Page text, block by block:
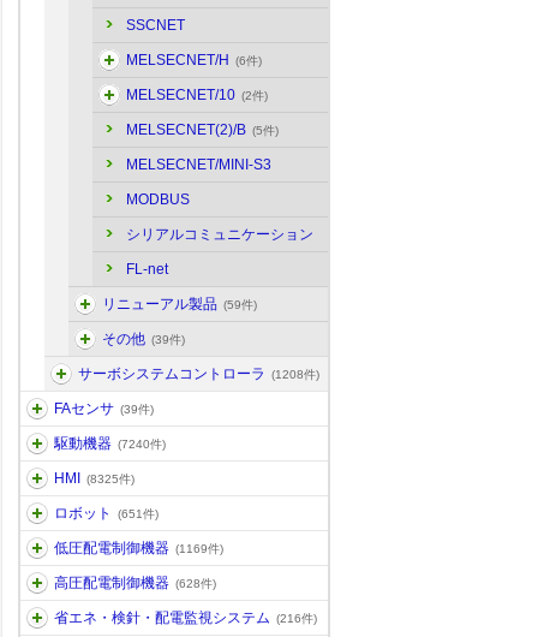
SSCNET
MELSECNET/H (6件)
MELSECNET/10 (2件)
MELSECNET(2)/B (5件)
MELSECNET/MINI-S3
MODBUS
シリアルコミュニケーション
FL-net
リニューアル製品 (59件)
その他 (39件)
サーボシステムコントローラ (1208件)
FAセンサ (39件)
駆動機器 (7240件)
HMI (8325件)
ロボット (651件)
低圧配電制御機器 (1169件)
高圧配電制御機器 (628件)
省エネ・検針・配電監視システム (216件)